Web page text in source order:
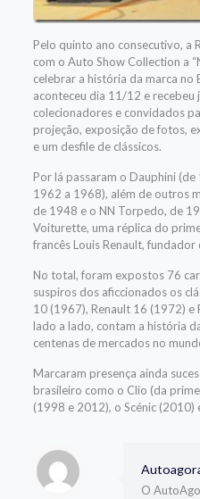
Pelo quinto ano consecutivo, a
com o Auto Show Collection a
celebrar a história da marca no
aconteceu dia 11/12 e
colecionadores e convidados
projeção, exposição de fotos,
e um desfile de clássicos.
Por lá passaram o Dauphini
1962 a 1968), além de outros
de 1948 e o NN Torpedo, de
Voiturette, uma réplica do
francês Louis Renault, fundador
No total, foram expostos 76
suspiros dos aficcionados os
10 (1967), Renault 16 (1972) e
lado a lado, contam a história
centenas de mercados no
Marcaram presença ainda
brasileiro como o Clio (da
(1998 e 2012), o Scénic
O